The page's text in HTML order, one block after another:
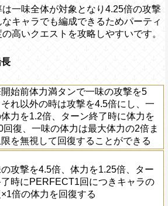
一味全体が対象となり4.25倍の攻撃
キャラでも編成できるためパーティ
高いクエストを攻略しやすいです。
始前体力満タンで一味の攻撃を5
れ以外の時は攻撃を4.5倍にし、一
力を1.2倍、ターン終了時に体力を
回復、一味の体力は最大体力の2倍ま
を無視して回復することができる
攻撃を4.5倍、体力を1.25倍、ター
了時にPERFECT1回につきキャラの
×1倍の体力を回復する